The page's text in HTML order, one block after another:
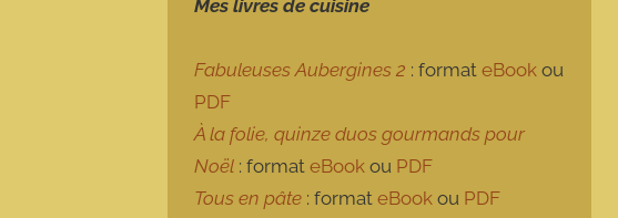
Mes livres de cuisine
Fabuleuses Aubergines 2 : formateBook ou
PDF
À la folie, quinze duos gourmands pour
Noël : formateBook ou PDF
Tous en pâte : formateBook ou PDF